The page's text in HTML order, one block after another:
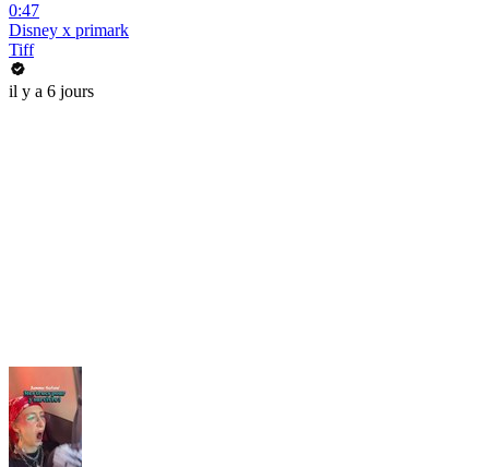
0:47
Disney x primark
Tiff
il y a 6 jours